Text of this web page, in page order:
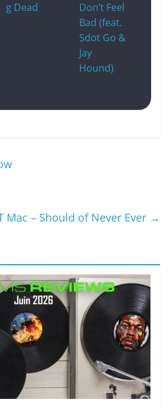
g Dead
Don’t Feel
Bad (feat.
Sdot Go &
Jay
Hound)
Mac – Should of Never Ever →